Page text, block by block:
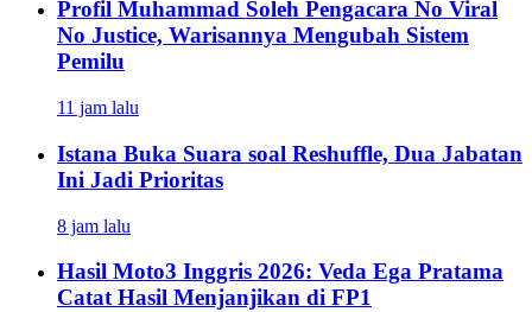
Profil Muhammad Soleh Pengacara No Viral
No Justice, Warisannya Mengubah Sistem
Pemilu
11 jam lalu
Istana Buka Suara soal Reshuffle, Dua Jabatan
Ini Jadi Prioritas
8 jam lalu
Hasil Moto3 Inggris 2026: Veda Ega Pratama
Catat Hasil Menjanjikan di FP1